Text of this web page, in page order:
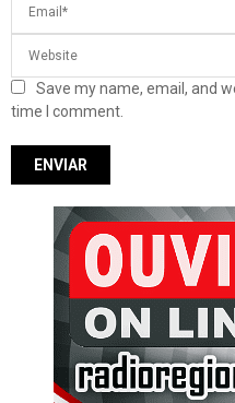
Save my name, email, and
time I comment.